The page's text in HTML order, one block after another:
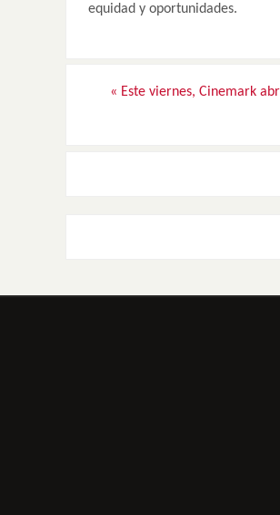
equidad y oportunidades.
« Este viernes, Cinemark